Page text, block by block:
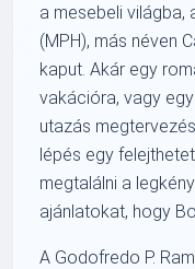
a mesebeli világba,
(MPH), más néven
kaput. Akár egy
vakációra, vagy
utazás
lépés egy
megtalálni a
ajánlatokat, hogy
A Godofredo P.